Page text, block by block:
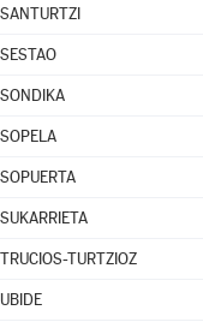
SANTURTZI
SESTAO
SONDIKA
SOPELA
SOPUERTA
SUKARRIETA
TRUCIOS-TURTZIOZ
UBIDE